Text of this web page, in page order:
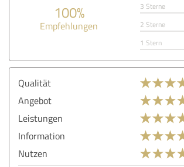
100%
Empfehlungen
3 Sterne
2 Sterne
1 Stern
Qualität
Angebot
Leistungen
Information
Nutzen